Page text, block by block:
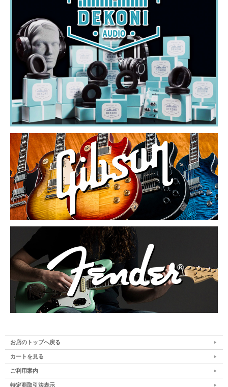
お店のトップへ戻る
カートを見る
ご利用案内
特定商取引法表示